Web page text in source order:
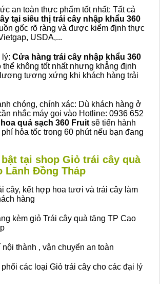
an toàn thực phẩm tốt nhất: Tất cả
tại siêu thị trái cây nhập khẩu 360
gốc rõ ràng và được kiểm định thực
USDA,...
lý: Cửa hàng trái cây nhập khẩu 360
thể không tốt nhất nhưng khẳng định
tương xứng khi khách hàng trải
chóng, chính xác: Dù khách hàng ở
nhắc máy gọi vào Hotline: 0936 652
quả sạch 360 Fruit sẽ tiến hành
hỏa tốc trong 60 phút nếu bạn đang
tại shop Giỏ trái cây quà
Lãnh Đồng Tháp
cây, kết hợp hoa tươi và trái cây làm
hàng
kèm giỏ Trái cây quà tặng TP Cao
thành , vận chuyển an toàn
các loại Giỏ trái cây cho các đại lý